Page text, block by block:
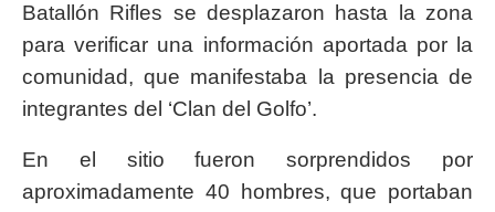
Batallón Rifles se desplazaron hasta la zona
para verificar una información aportada por la
comunidad, que manifestaba la presencia de
integrantes del ‘Clan del Golfo’.
En el sitio fueron sorprendidos por
aproximadamente 40 hombres, que portaban